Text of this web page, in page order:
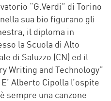
“G.Verdi” di Torino
sua bio figurano gli
il diploma in
la Scuola di Alto
di Saluzzo (CN) ed il
Writing and Technology”
Alberto Cipolla l’ospite
sempre una canzone